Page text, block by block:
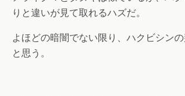
りと違いが見て取れるハズだ。
よほどの暗闇でない限り、ハクビシン
と思う。